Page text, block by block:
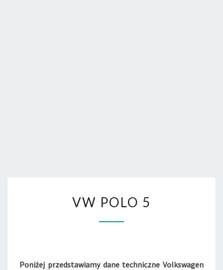
W
O
VW POLO 5
Poniżej przedstawiamy dane techniczne Volkswagen